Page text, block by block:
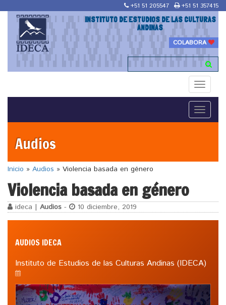
+51 51 205547 +51 51 357415
INSTITUTO DE ESTUDIOS DE LAS CULTURAS
ANDINAS
COLABORA
Toggle
Toggle
Audios
Inicio » Audios » Violencia basada en género
Violencia basada en género
ideca | Audios - 10 diciembre, 2019
AUDIOS IDECA
Instituto de Estudios de las Culturas Andinas (IDECA)